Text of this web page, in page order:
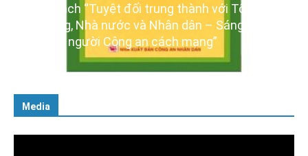
GIỚI THIỆU SÁCH
Ra mắt ba cuốn sách ảnh chào mừng
XIV của Đảng
16/01/2026
Tổ quốc,
Media